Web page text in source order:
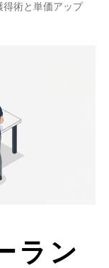
得術と単価アップ
ラン